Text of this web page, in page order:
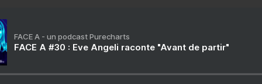
FACE A - un podcast Purecharts
FACE A #30 : Eve Angeli raconte "Avant de partir"